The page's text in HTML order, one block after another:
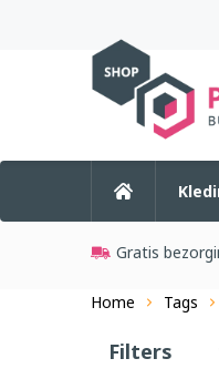
Gratis
Home Tags
Filters